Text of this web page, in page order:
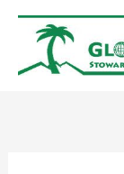
Przejdź
treści